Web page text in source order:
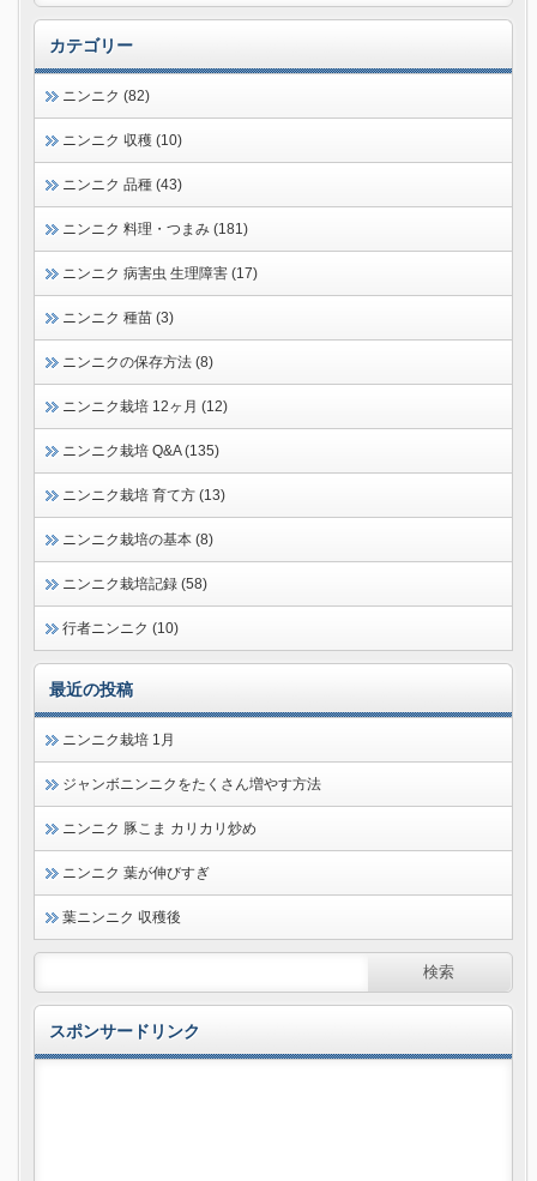
カテゴリー
ニンニク (82)
ニンニク 収穫 (10)
ニンニク 品種 (43)
ニンニク 料理・つまみ (181)
ニンニク 病害虫 生理障害 (17)
ニンニク 種苗 (3)
ニンニクの保存方法 (8)
ニンニク栽培 12ヶ月 (12)
ニンニク栽培 Q&A (135)
ニンニク栽培 育て方 (13)
ニンニク栽培の基本 (8)
ニンニク栽培記録 (58)
行者ニンニク (10)
最近の投稿
ニンニク栽培 1月
ジャンボニンニクをたくさん増やす方法
ニンニク 豚こま カリカリ炒め
ニンニク 葉が伸びすぎ
葉ニンニク 収穫後
スポンサードリンク